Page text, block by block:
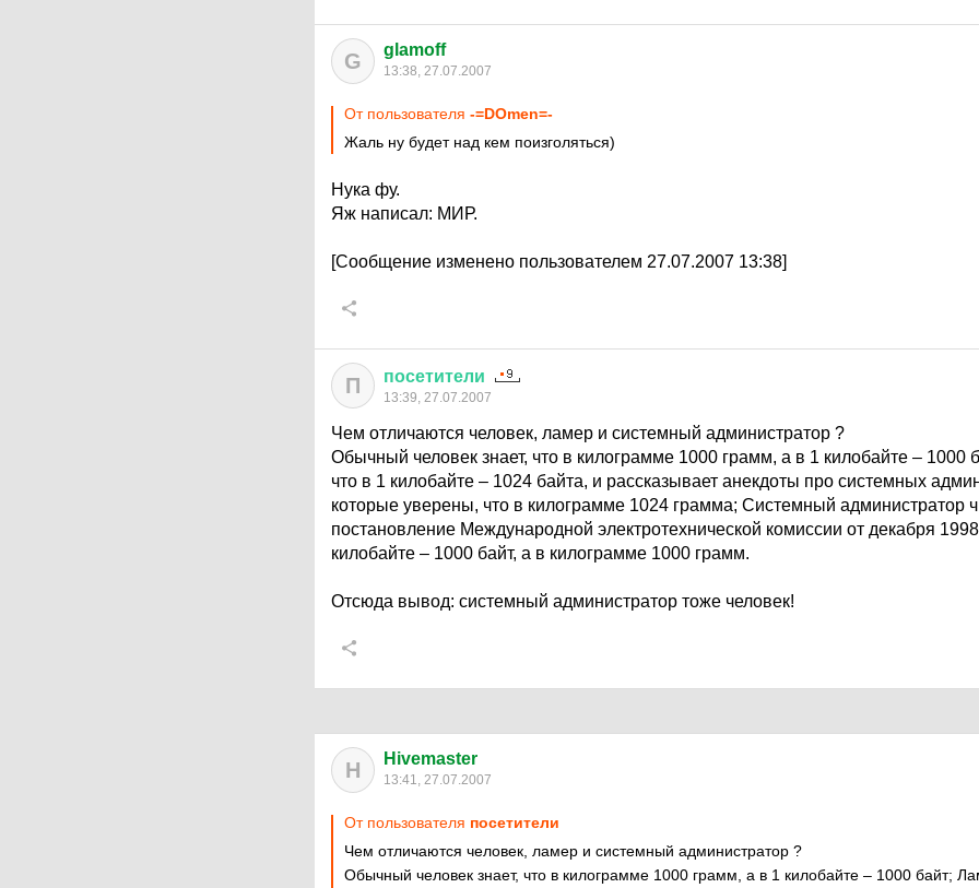
G glamoff
13:38, 27.07.2007
От пользователя -=DОmen=-
Жаль ну будет над кем поизголяться)
Нука фу.
Яж написал: МИР.
[Сообщение изменено пользователем 27.07.2007 13:38]
П посетители
13:39, 27.07.2007
Чем отличаются человек, ламер и системный администратор ?
Обычный человек знает, что в килограмме 1000 грамм, а в 1 килобайте – 1000
что в 1 килобайте – 1024 байта, и рассказывает анекдоты про системных
которые уверены, что в килограмме 1024 грамма; Системный администратор
постановление Международной электротехнической комиссии от декабря 1998
килобайте – 1000 байт, а в килограмме 1000 грамм.
Отсюда вывод: системный администратор тоже человек!
H Hivemaster
13:41, 27.07.2007
От пользователя посетители
Чем отличаются человек, ламер и системный администратор ?
Обычный человек знает, что в килограмме 1000 грамм, а в 1 килобайте – 1000 байт;